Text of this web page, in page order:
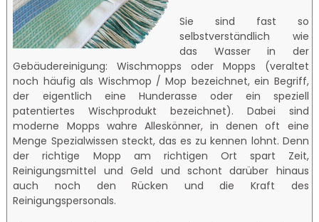
Sie sind fast so
selbstverständlich wie
das Wasser in der
Gebäudereinigung: Wischmopps oder Mopps (veraltet
noch häufig als Wischmop / Mop bezeichnet, ein Begriff,
der eigentlich eine Hunderasse oder ein speziell
patentiertes Wischprodukt bezeichnet). Dabei sind
moderne Mopps wahre Alleskönner, in denen oft eine
Menge Spezialwissen steckt, das es zu kennen lohnt. Denn
der richtige Mopp am richtigen Ort spart Zeit,
Reinigungsmittel und Geld und schont darüber hinaus
auch noch den Rücken und die Kraft des
Reinigungspersonals.